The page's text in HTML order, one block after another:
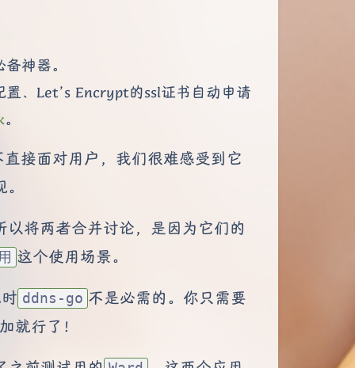
神器。
、Let’s Encrypt的ssl证书自动申请
。
接面对用户，我们很难感受到它
将两者合并讨论，是因为它们的
这个使用场景。
ddns-go 不是必需的。你只需要
就行了！